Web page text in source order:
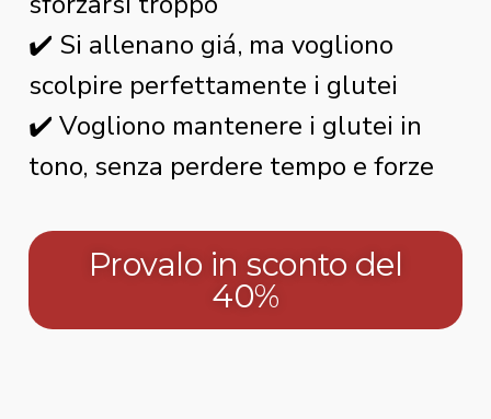
✔️ Si allenano giá, ma vogliono
scolpire perfettamente i glutei
✔️ Vogliono mantenere i glutei in
tono, senza perdere tempo e forze
Provalo in sconto del
40%